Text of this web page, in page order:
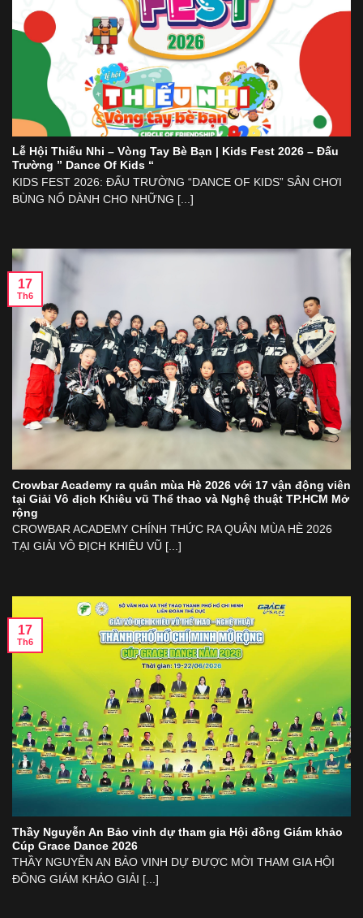
Lễ Hội Thiếu Nhi – Vòng Tay Bè Bạn | Kids Fest 2026 – Đấu
Trường ” Dance Of Kids “
KIDS FEST 2026: ĐẤU TRƯỜNG “DANCE OF KIDS” SÂN CHƠI
BÙNG NỔ DÀNH CHO NHỮNG [...]
Crowbar Academy ra quân mùa Hè 2026 với 17 vận động viên
tại Giải Vô địch Khiêu vũ Thể thao và Nghệ thuật TP.HCM Mở
rộng
CROWBAR ACADEMY CHÍNH THỨC RA QUÂN MÙA HÈ 2026
TẠI GIẢI VÔ ĐỊCH KHIÊU VŨ [...]
17
Th6
Thầy Nguyễn An Bảo vinh dự tham gia Hội đồng Giám khảo
Cúp Grace Dance 2026
THẦY NGUYỄN AN BẢO VINH DỰ ĐƯỢC MỜI THAM GIA HỘI
ĐỒNG GIÁM KHẢO GIẢI [...]
17
Th6